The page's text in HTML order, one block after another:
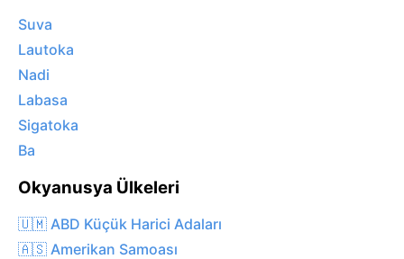
Suva
Lautoka
Nadi
Labasa
Sigatoka
Ba
Okyanusya Ülkeleri
🇺🇲 ABD Küçük Harici Adaları
🇦🇸 Amerikan Samoası